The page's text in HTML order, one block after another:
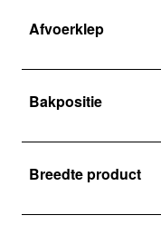
Afvoerklep
Bakpositie
Breedte product